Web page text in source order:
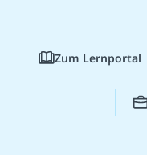
Zum Lernportal